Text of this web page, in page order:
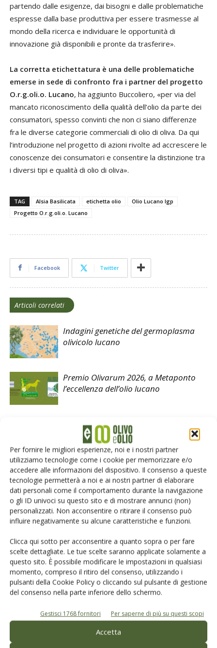
Per fornire le migliori esperienze, noi e i nostri partner
utilizziamo tecnologie come i cookie per memorizzare e/o
accedere alle informazioni del dispositivo. Il consenso a queste
tecnologie permetterà a noi e ai nostri partner di elaborare
dati personali come il comportamento durante la navigazione
o gli ID univoci su questo sito e di mostrare annunci (non)
personalizzati. Non acconsentire o ritirare il consenso può
influire negativamente su alcune caratteristiche e funzioni.
Clicca qui sotto per acconsentire a quanto sopra o per fare
scelte dettagliate. Le tue scelte saranno applicate solamente a
questo sito. È possibile modificare le impostazioni in qualsiasi
momento, compreso il ritiro del consenso, utilizzando i
pulsanti della Cookie Policy o cliccando sul pulsante di gestione
del consenso nella parte inferiore dello schermo.
Gestisci 1768 fornitori Per saperne di più su questi scopi
Accetta
partendo dalle esigenze, dai bisogni e dalle problematiche
espresse dalla base produttiva per essere trasmesse al
mondo della ricerca e individuare le opportunità di
innovazione già disponibili e pronte da trasferire».
La corretta etichettatura è una delle problematiche
emerse in sede di confronto fra i partner del progetto
O.r.g.oli.o. Lucano, ha aggiunto Buccoliero, «per via del
mancato riconoscimento della qualità dell’olio da parte dei
consumatori, spesso convinti che non ci siano differenze
fra le diverse categorie commerciali di olio di oliva. Da qui
l’introduzione nel progetto di azioni rivolte ad accrescere le
conoscenze dei consumatori e consentire la distinzione tra
i diversi tipi e qualità di olio di oliva».
TAG Alsia Basilicata etichetta olio
Olio Lucano Igp
Progetto O.r.g.oli.o. Lucano
Facebook Twitter
Articoli correlati
Indagini genetiche del germoplasma
olivicolo lucano
Premio Olivarum 2026, a Metaponto
l’eccellenza dell’olio lucano
Come leggere l’etichetta dell’olio
extravergine di oliva (seconda parte)
LASCIA UN COMMENTO